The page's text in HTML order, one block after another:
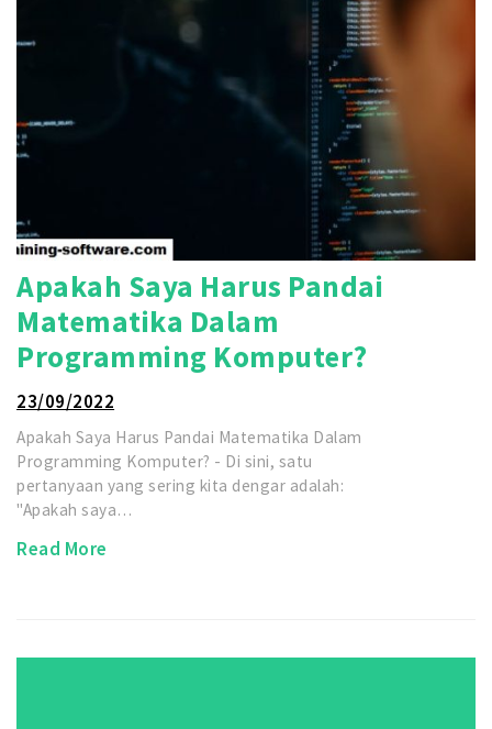
Apakah Saya Harus Pandai
Matematika Dalam
Programming Komputer?
23/09/2022
Apakah Saya Harus Pandai Matematika Dalam
Programming Komputer? - Di sini, satu
pertanyaan yang sering kita dengar adalah:
"Apakah saya…
Read More